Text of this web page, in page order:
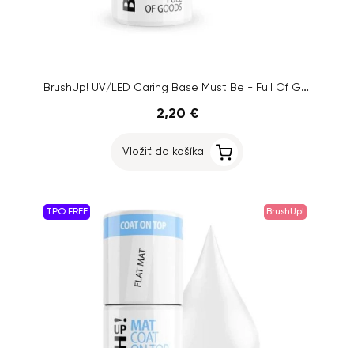
BrushUp! UV/LED Caring Base Must Be - Full Of Goods Light & Bright, 5g
2,20 €
Vložiť do košíka
TPO FREE BrushUp!